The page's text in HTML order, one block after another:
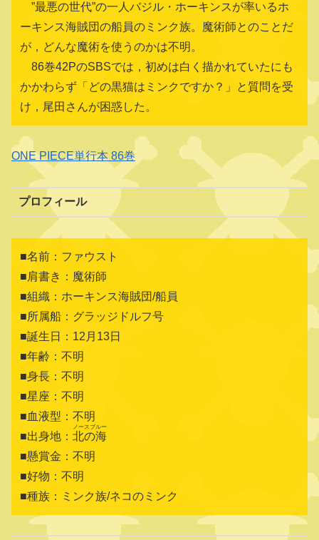
”最悪の世代”の一人バジル・ホーキンスが率いるホ
ーキンス海賊団の船員のミンク族。魔術師とのことだ
が，どんな魔術を使うのかは不明。
86巻42PのSBSでは，初めは白く描かれていたにも
かかわらず「どの黒猫はミンクですか？」と質問を受
け，尾田さんが困惑した。
ONE PIECE単行本 86巻
プロフィール
■名前：ファウスト
■肩書き：魔術師
■組織：ホーキンス海賊団/船員
■所属船：グラッジドルフ号
■誕生日：12月13日
■年齢：不明
■身長：不明
■星座：不明
■血液型：不明
■出身地： 北の海
ノースブルー
■懸賞金：不明
■好物：不明
■種族：ミンク族/ネコのミンク